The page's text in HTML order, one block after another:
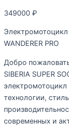
349000 ₽
Электромотоцикл
WANDERER PRO
Добро
SIBERIA SUPER
электромотоцикл
технологии,
современных и